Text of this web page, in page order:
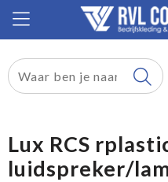
Relatiegeschenken
Tassen
Lux RCS
luidspreker/